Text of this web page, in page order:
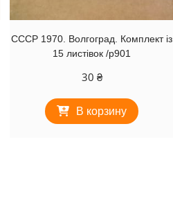
СССР 1970. Волгоград. Комплект із
15 листівок /р901
30 ₴
В корзину